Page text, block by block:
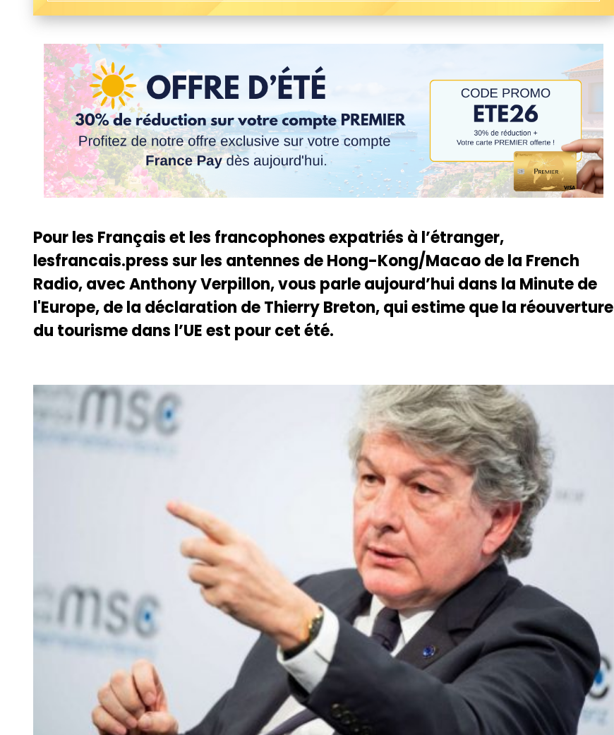
Pour les Français et les francophones expatriés à l’étranger,
lesfrancais.press sur les antennes de Hong-Kong/Macao de la French
Radio, avec Anthony Verpillon, vous parle aujourd’hui dans la Minute de
l'Europe, de la déclaration de Thierry Breton, qui estime que la réouverture
du tourisme dans l’UE est pour cet été.